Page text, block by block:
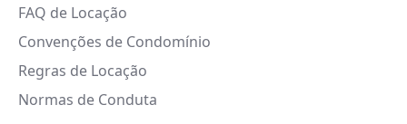
FAQ de Locação
Convenções de Condomínio
Regras de Locação
Normas de Conduta